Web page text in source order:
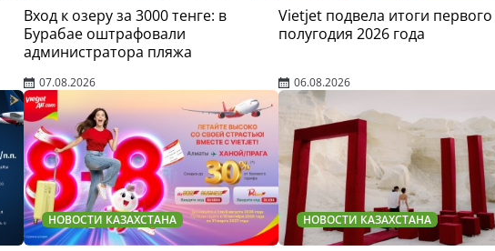
Вход к озеру за 3000 тенге: в
Бурабае оштрафовали
администратора пляжа
07.08.2026
Vietjet подвела итоги первого
полугодия 2026 года
06.08.2026
НОВОСТИ КАЗАХСТАНА НОВОСТИ КАЗАХСТАНА